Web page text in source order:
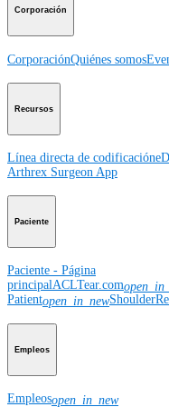
Corporación
CorporaciónQuiénes somos
Recursos
Línea directa de codificación
Arthrex Surgeon App
Paciente
Paciente - Página
principalACLTear.com
Patientopen_in_new
Empleos
Empleosopen_in_new